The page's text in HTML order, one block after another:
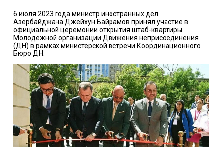
6 июля 2023 года министр иностранных дел
Азербайджана Джейхун Байрамов принял участие в
официальной церемонии открытия штаб-квартиры
Молодежной организации Движения неприсоединения
(ДН) в рамках министерской встречи Координационного
Бюро ДН.